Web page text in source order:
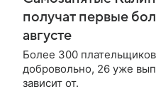
получат первые
августе
Более 300
добровольно, 26 уже
зависит от.